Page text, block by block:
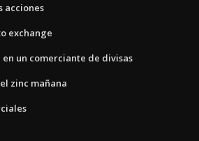
acciones
exchange
un comerciante de divisas
zinc mañana